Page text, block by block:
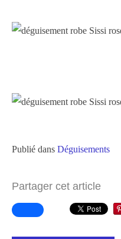
Publié dans Déguisements
Partager cet article